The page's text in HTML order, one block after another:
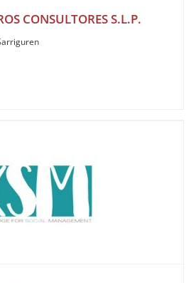
CONSULTORES S.L.P.